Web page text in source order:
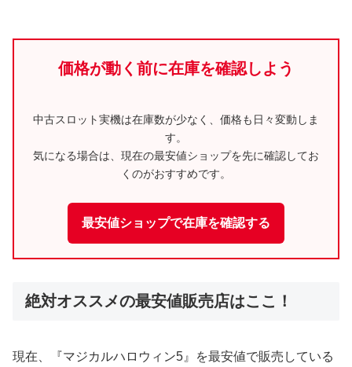
価格が動く前に在庫を確認しよう
中古スロット実機は在庫数が少なく、価格も日々変動しま
す。
気になる場合は、現在の最安値ショップを先に確認してお
くのがおすすめです。
最安値ショップで在庫を確認する
絶対オススメの最安値販売店はここ！
現在、『マジカルハロウィン5』を最安値で販売している